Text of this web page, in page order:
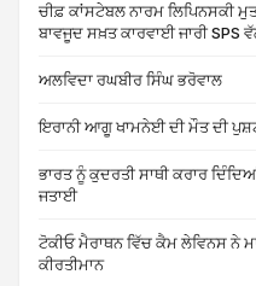
ਚੀਫ਼ ਕਾਂਸਟੇਬਲ ਨਾਰਮ ਲਿਪਿਨਸਕੀ
ਬਾਵਜੂਦ ਸਖ਼ਤ ਕਾਰਵਾਈ ਜਾਰੀ SPS
ਅਲਵਿਦਾ ਰਘਬੀਰ ਸਿੰਘ ਭਰੋਵਾਲ
ਇਰਾਨੀ ਆਗੂ ਖਾਮਨੇਈ ਦੀ ਮੌਤ ਦੀ
ਭਾਰਤ ਨੂੰ ਕੁਦਰਤੀ ਸਾਥੀ ਕਰਾਰ
ਜਤਾਈ
ਟੋਕੀਓ ਮੈਰਾਥਨ ਵਿੱਚ ਕੈਮ ਲੇਵਿਨਸ ਨੇ
ਕੀਰਤੀਮਾਨ